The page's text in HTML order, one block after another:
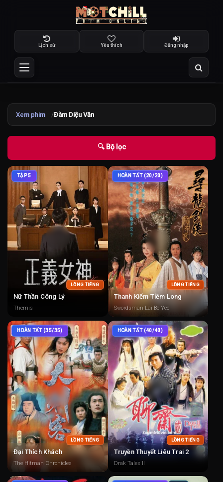
Lịch sử Yêu thích Đăng nhập
Xem phim Đàm Diệu Văn
🔍 Bộ lọc
TẬP 5
LỒNG TIẾNG
Nữ Thần Công Lý
Themis
HOÀN TẤT (20/20)
LỒNG TIẾNG
Thanh Kiếm Tiềm Long
Swordsman Lai Bo Yee
HOÀN TẤT (35/35)
LỒNG TIẾNG
Đại Thích Khách
The Hitman Chronicles
HOÀN TẤT (40/40)
LỒNG TIẾNG
Truyền Thuyết Liêu Trai 2
Drak Tales II